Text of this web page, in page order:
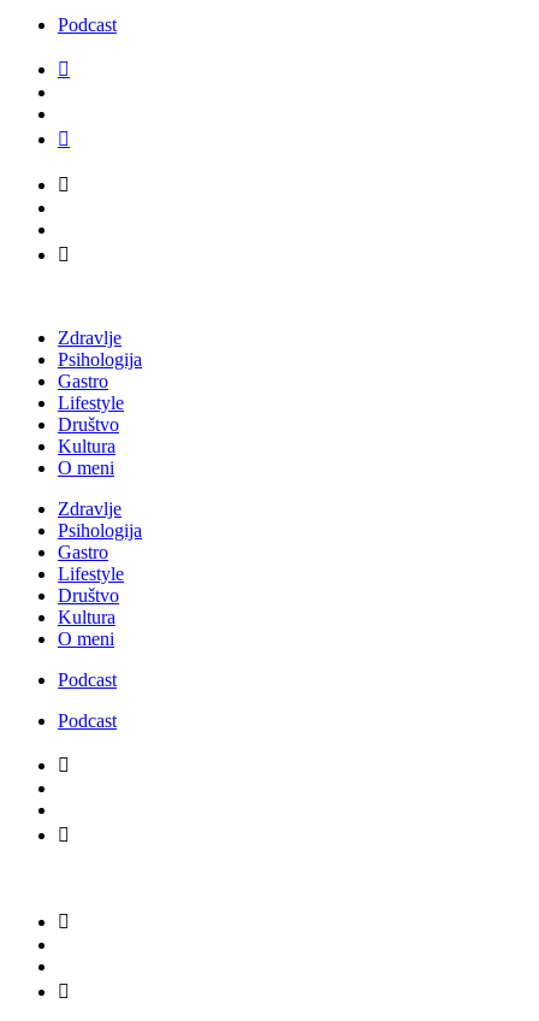
Podcast
Zdravlje
Psihologija
Gastro
Lifestyle
Društvo
Kultura
O meni
Zdravlje
Psihologija
Gastro
Lifestyle
Društvo
Kultura
O meni
Podcast
Podcast